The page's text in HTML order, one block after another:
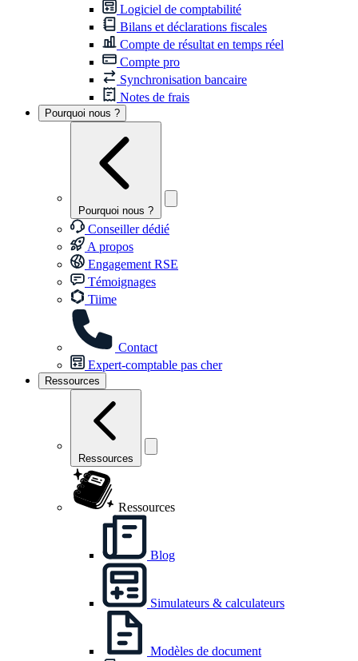
Logiciel de comptabilité
Bilans et déclarations fiscales
Compte de résultat en temps réel
Compte pro
Synchronisation bancaire
Notes de frais
Pourquoi nous ?
Pourquoi nous ?
Conseiller dédié
A propos
Engagement RSE
Témoignages
Tiime
Contact
Expert-comptable pas cher
Ressources
Ressources
Ressources
Blog
Simulateurs & calculateurs
Modèles de document